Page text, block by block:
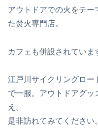
アウトドアでの火をテー
た焚火専門店。
カフェも併設されていま
江戸川サイクリングロー
で一服。アウトドアグ
え。
是非訪れてみてください。